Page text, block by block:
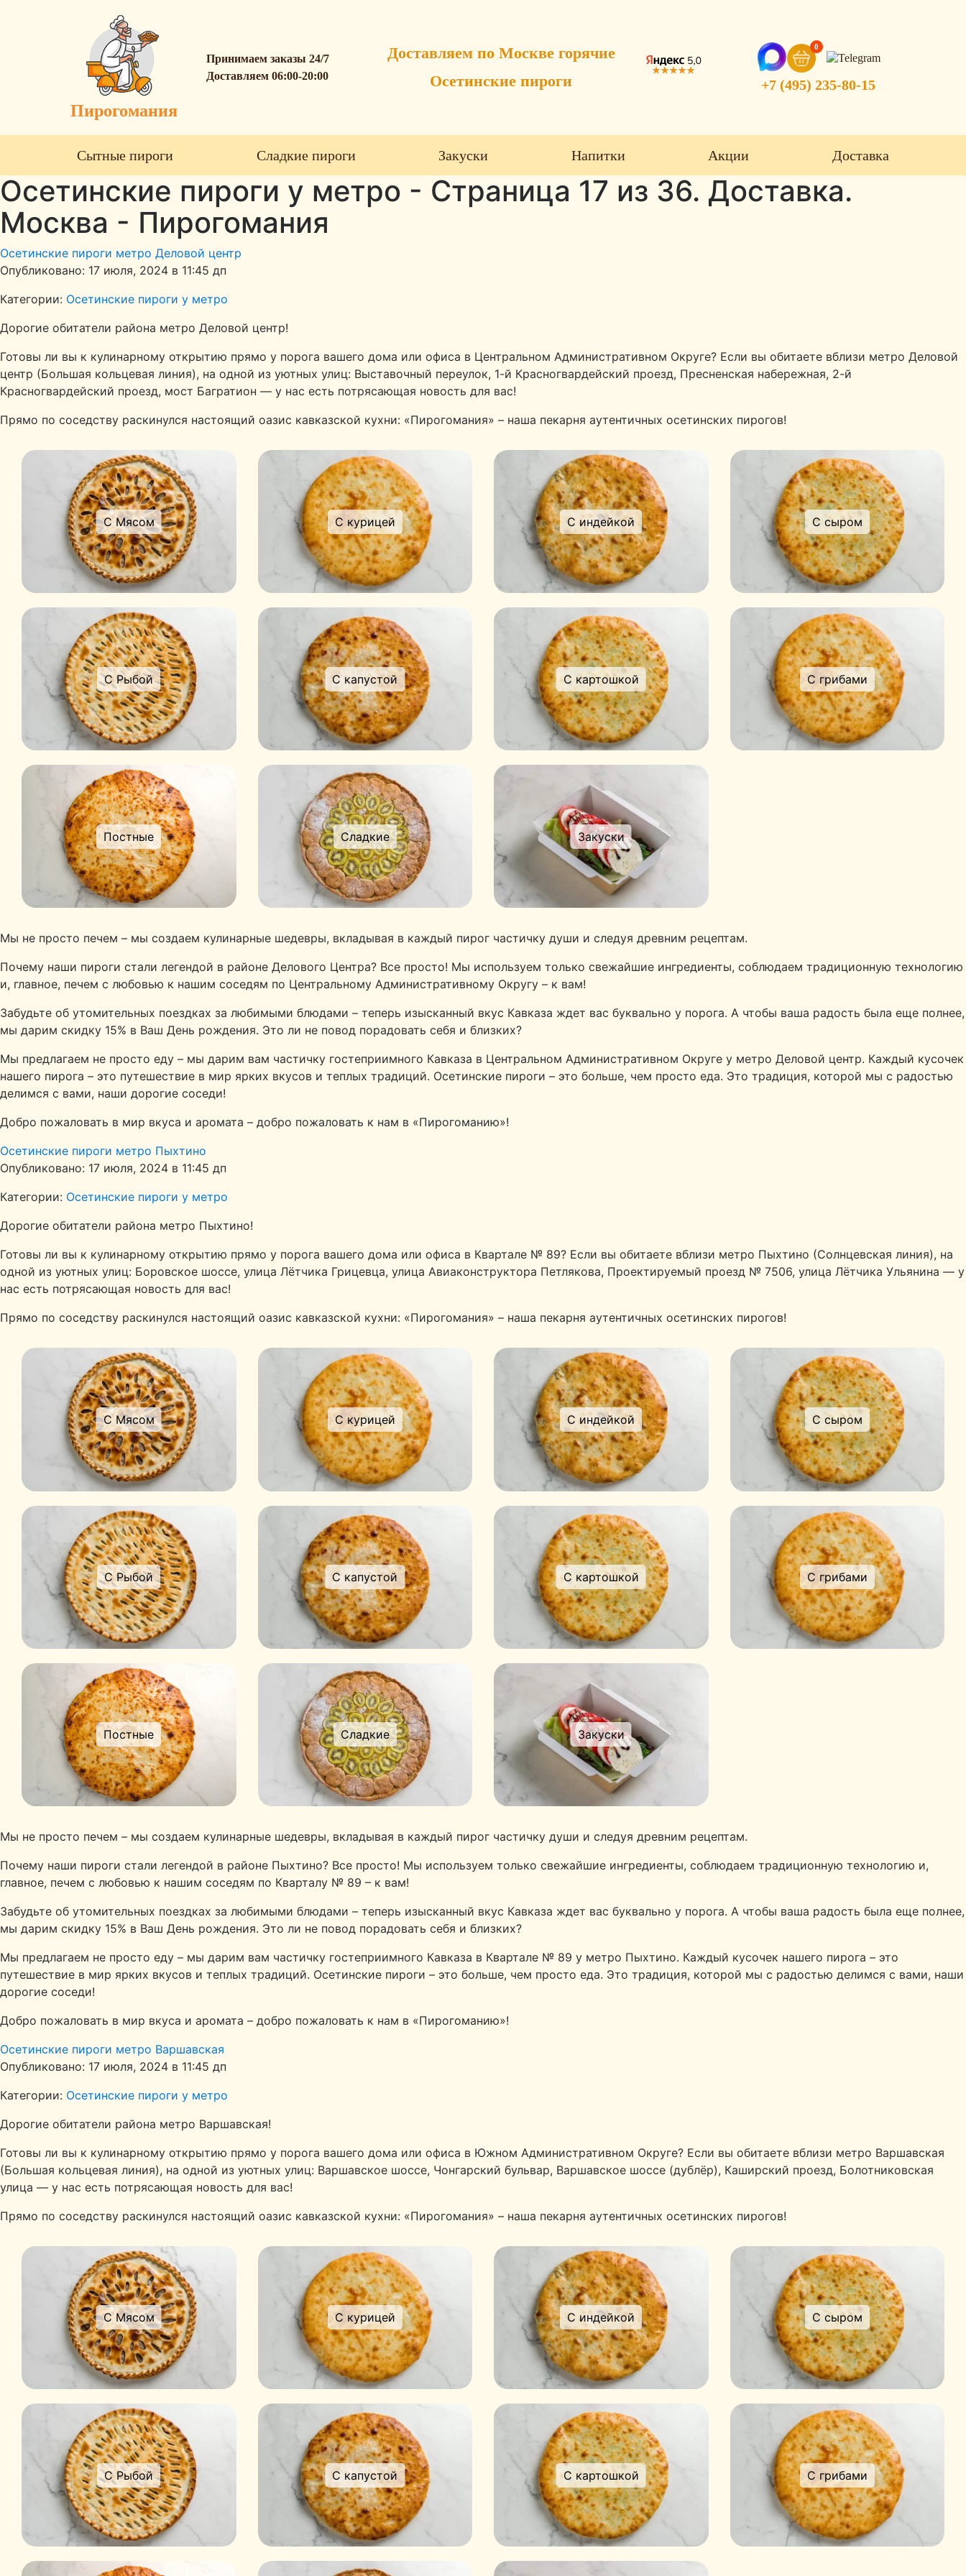
Пирогомания
Принимаем заказы 24/7
Доставляем 06:00-20:00
Доставляем по Москве горячие
Осетинские пироги
0
+7 (495) 235-80-15
Сытные пироги Сладкие пироги Закуски Напитки Акции Доставка
Осетинские пироги у метро - Страница 17 из 36. Доставка.
Москва - Пирогомания
Осетинские пироги метро Деловой центр
Опубликовано: 17 июля, 2024 в 11:45 дп
Категории: Осетинские пироги у метро
Дорогие обитатели района метро Деловой центр!
Готовы ли вы к кулинарному открытию прямо у порога вашего дома или офиса в Центральном Административном Округе? Если вы обитаете вблизи метро Деловой
центр (Большая кольцевая линия), на одной из уютных улиц: Выставочный переулок, 1-й Красногвардейский проезд, Пресненская набережная, 2-й
Красногвардейский проезд, мост Багратион — у нас есть потрясающая новость для вас!
Прямо по соседству раскинулся настоящий оазис кавказской кухни: «Пирогомания» – наша пекарня аутентичных осетинских пирогов!
С Мясом С курицей С индейкой С сыром
С Рыбой С капустой С картошкой С грибами
Постные Сладкие Закуски
Мы не просто печем – мы создаем кулинарные шедевры, вкладывая в каждый пирог частичку души и следуя древним рецептам.
Почему наши пироги стали легендой в районе Делового Центра? Все просто! Мы используем только свежайшие ингредиенты, соблюдаем традиционную технологию
и, главное, печем с любовью к нашим соседям по Центральному Административному Округу – к вам!
Забудьте об утомительных поездках за любимыми блюдами – теперь изысканный вкус Кавказа ждет вас буквально у порога. А чтобы ваша радость была еще полнее,
мы дарим скидку 15% в Ваш День рождения. Это ли не повод порадовать себя и близких?
Мы предлагаем не просто еду – мы дарим вам частичку гостеприимного Кавказа в Центральном Административном Округе у метро Деловой центр. Каждый кусочек
нашего пирога – это путешествие в мир ярких вкусов и теплых традиций. Осетинские пироги – это больше, чем просто еда. Это традиция, которой мы с радостью
делимся с вами, наши дорогие соседи!
Добро пожаловать в мир вкуса и аромата – добро пожаловать к нам в «Пирогоманию»!
Осетинские пироги метро Пыхтино
Опубликовано: 17 июля, 2024 в 11:45 дп
Категории: Осетинские пироги у метро
Дорогие обитатели района метро Пыхтино!
Готовы ли вы к кулинарному открытию прямо у порога вашего дома или офиса в Квартале № 89? Если вы обитаете вблизи метро Пыхтино (Солнцевская линия), на
одной из уютных улиц: Боровское шоссе, улица Лётчика Грицевца, улица Авиаконструктора Петлякова, Проектируемый проезд № 7506, улица Лётчика Ульянина — у
нас есть потрясающая новость для вас!
Прямо по соседству раскинулся настоящий оазис кавказской кухни: «Пирогомания» – наша пекарня аутентичных осетинских пирогов!
С Мясом С курицей С индейкой С сыром
С Рыбой С капустой С картошкой С грибами
Постные Сладкие Закуски
Мы не просто печем – мы создаем кулинарные шедевры, вкладывая в каждый пирог частичку души и следуя древним рецептам.
Почему наши пироги стали легендой в районе Пыхтино? Все просто! Мы используем только свежайшие ингредиенты, соблюдаем традиционную технологию и,
главное, печем с любовью к нашим соседям по Кварталу № 89 – к вам!
Забудьте об утомительных поездках за любимыми блюдами – теперь изысканный вкус Кавказа ждет вас буквально у порога. А чтобы ваша радость была еще полнее,
мы дарим скидку 15% в Ваш День рождения. Это ли не повод порадовать себя и близких?
Мы предлагаем не просто еду – мы дарим вам частичку гостеприимного Кавказа в Квартале № 89 у метро Пыхтино. Каждый кусочек нашего пирога – это
путешествие в мир ярких вкусов и теплых традиций. Осетинские пироги – это больше, чем просто еда. Это традиция, которой мы с радостью делимся с вами, наши
дорогие соседи!
Добро пожаловать в мир вкуса и аромата – добро пожаловать к нам в «Пирогоманию»!
Осетинские пироги метро Варшавская
Опубликовано: 17 июля, 2024 в 11:45 дп
Категории: Осетинские пироги у метро
Дорогие обитатели района метро Варшавская!
Готовы ли вы к кулинарному открытию прямо у порога вашего дома или офиса в Южном Административном Округе? Если вы обитаете вблизи метро Варшавская
(Большая кольцевая линия), на одной из уютных улиц: Варшавское шоссе, Чонгарский бульвар, Варшавское шоссе (дублёр), Каширский проезд, Болотниковская
улица — у нас есть потрясающая новость для вас!
Прямо по соседству раскинулся настоящий оазис кавказской кухни: «Пирогомания» – наша пекарня аутентичных осетинских пирогов!
С Мясом С курицей С индейкой С сыром
С Рыбой С капустой С картошкой С грибами